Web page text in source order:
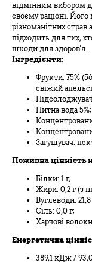
відмінним вибором
своєму раціоні.
різноманітних
підходить для тих,
шкоди для здоров'я.
Інгредієнти:
Фрукти: 75%
свіжий
Питна вода 5%;
Загущувач:
Поживна цінність
Білки: 1 г;
Жири: 0,2 г (з
Вуглеводи:
Сіль: 0,0 г;
Харчові
Енергетична
389,1 кДж /